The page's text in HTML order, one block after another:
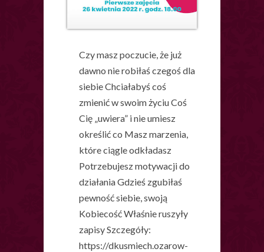
Czy masz poczucie, że już
dawno nie robiłaś czegoś dla
siebie Chciałabyś coś
zmienić w swoim życiu Coś
Cię „uwiera” i nie umiesz
określić co Masz marzenia,
które ciągle odkładasz
Potrzebujesz motywacji do
działania Gdzieś zgubiłaś
pewność siebie, swoją
Kobiecość Właśnie ruszyły
zapisy Szczegóły:
https://dkusmiech.ozarow-